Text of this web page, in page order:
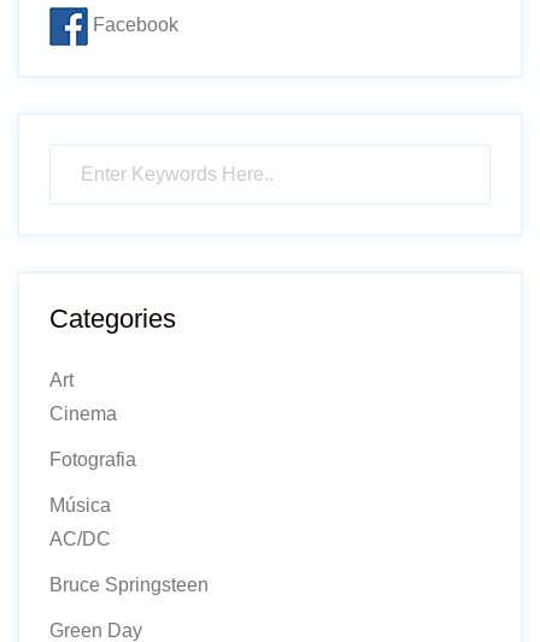
Facebook
Categories
Art
Cinema
Fotografia
Música
AC/DC
Bruce Springsteen
Green Day